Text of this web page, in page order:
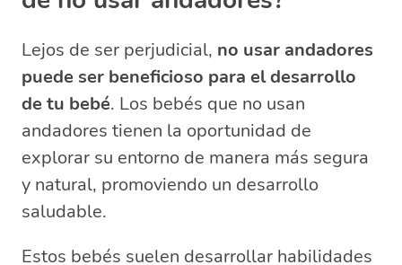
Lejos de ser perjudicial, no usar andadores
puede ser beneficioso para el desarrollo
de tu bebé. Los bebés que no usan
andadores tienen la oportunidad de
explorar su entorno de manera más segura
y natural, promoviendo un desarrollo
saludable.
Estos bebés suelen desarrollar habilidades